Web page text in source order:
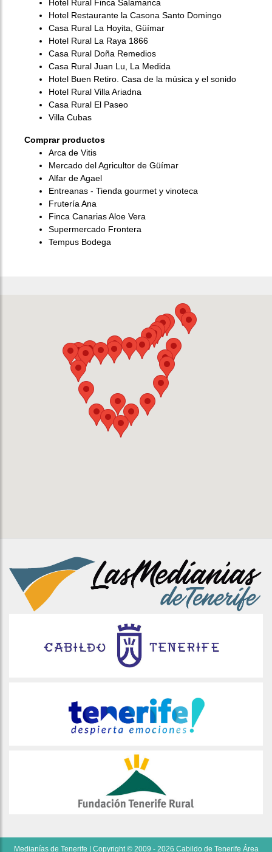
Hotel Rural Finca Salamanca
Hotel Restaurante la Casona Santo Domingo
Casa Rural La Hoyita, Güímar
Hotel Rural La Raya 1866
Casa Rural Doña Remedios
Casa Rural Juan Lu, La Medida
Hotel Buen Retiro. Casa de la música y el sonido
Hotel Rural Villa Ariadna
Casa Rural El Paseo
Villa Cubas
Comprar productos
Arca de Vitis
Mercado del Agricultor de Güímar
Alfar de Agael
Entreanas - Tienda gourmet y vinoteca
Frutería Ana
Finca Canarias Aloe Vera
Supermercado Frontera
Tempus Bodega
Medianías de Tenerife | Copyright © 2009 - 2026 Cabildo de Tenerife Área